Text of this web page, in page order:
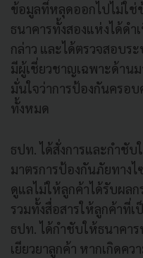
ข้อมูลที่หลุดออกไปไม่ใช่
ธนาคารทั้งสองแห่งได้ด
กล่าว และได้ตรวจสอบร
มีผู้เชี่ยวชาญเฉพาะด้าน
มั่นใจว่าการป้องกันครอ
ทั้งหมด
ธปท. ได้สั่งการและกำชั
มาตรการป้องกันภัยทางไ
ดูแลไม่ให้ลูกค้าได้รับผล
รวมทั้งสื่อสารให้ลูกค้าที่
ธปท. ได้กำชับให้ธนาคาร
เยียวยาลูกค้า หากเกิดค